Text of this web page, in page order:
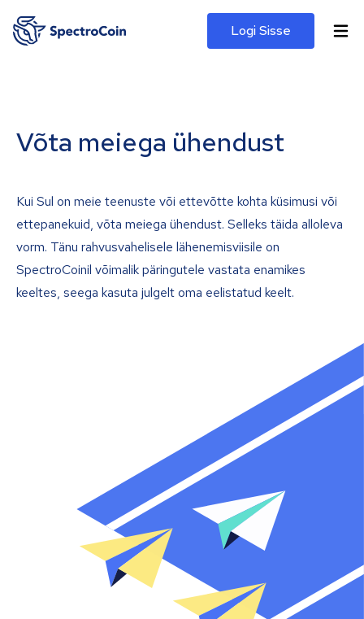
Logi Sisse
Võta meiega ühendust
Kui Sul on meie teenuste või ettevõtte kohta küsimusi või
ettepanekuid, võta meiega ühendust. Selleks täida alloleva
vorm. Tänu rahvusvahelisele lähenemisviisile on
SpectroCoinil võimalik päringutele vastata enamikes
keeltes, seega kasuta julgelt oma eelistatud keelt.